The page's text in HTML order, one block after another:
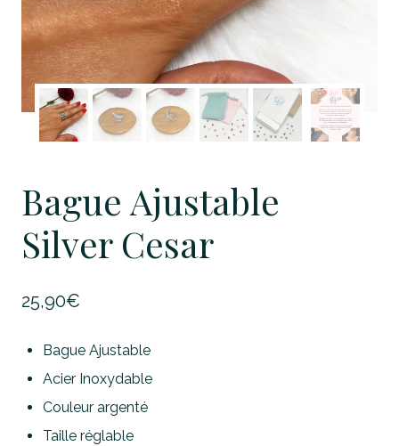
Bague Ajustable
Silver Cesar
25,90€
Bague Ajustable
Acier Inoxydable
Couleur argenté
Taille réglable